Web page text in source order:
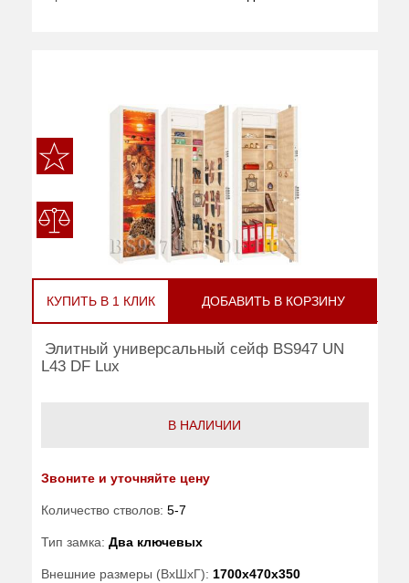
КУПИТЬ В 1 КЛИК ДОБАВИТЬ В КОРЗИНУ
Элитный универсальный сейф BS947 UN
L43 DF Lux
В НАЛИЧИИ
Звоните и уточняйте цену
Количество стволов: 5-7
Тип замка: Два ключевых
Внешние размеры (ВхШхГ): 1700x470x350